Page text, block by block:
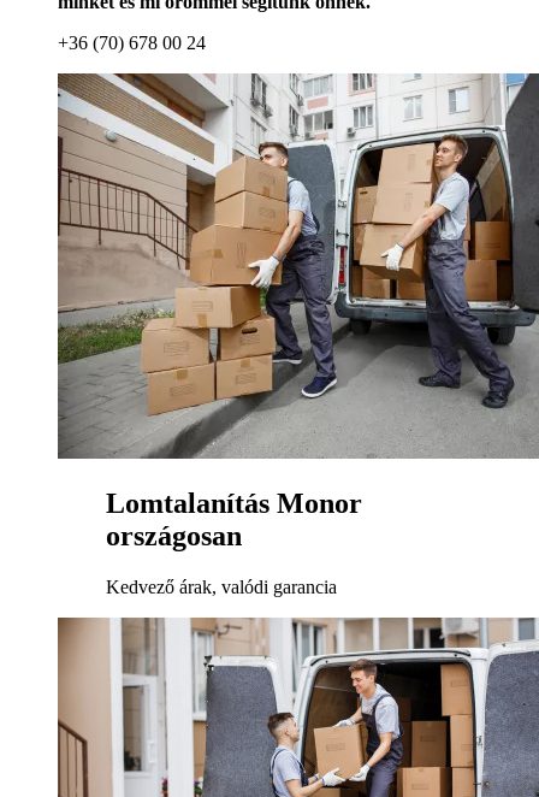
+36 (70) 678 00 24
Lomtalanítás Monor
országosan
Kedvező árak, valódi garancia